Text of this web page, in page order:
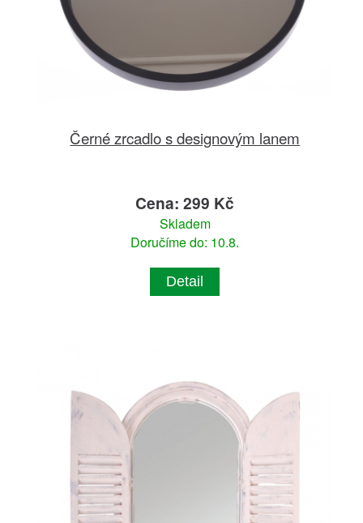
Černé zrcadlo s designovým lanem
Cena: 299 Kč
Skladem
Doručíme do: 10.8.
Detail